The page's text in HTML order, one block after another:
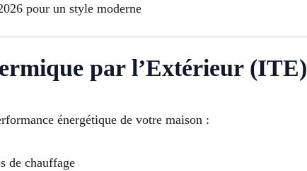
pour un style moderne
par l’Extérieur (ITE)
énergétique de votre maison :
de chauffage